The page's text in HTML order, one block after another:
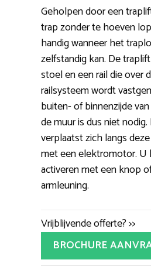
Geholpen door een
trap zonder te hoeven
handig wanneer het
zelfstandig kan. De
stoel en een rail die over
railsysteem wordt
buiten- of binnenzijde
de muur is dus niet
verplaatst zich langs
met een elektromotor. U
activeren met een knop
armleuning.
Vrijblijvende offerte? >>
BROCHURE